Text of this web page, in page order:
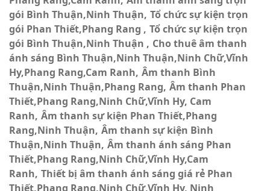
gói Bình Thuận,Ninh Thuận Tổ chức sự kiện trọn
gói Phan Thiết,Phang Rang
Tổ chức sự kiện trọn
gói Bình Thuận,Ninh Thuận
Cho thuê âm thanh
ánh sáng Bình Thuận,Ninh Thuận,Ninh Chữ,Vĩnh
Hy,Phang Rang,Cam Ranh Âm thanh Bình
Thuận,Ninh Thuận,Phang Rang Âm thanh Phan
Thiết,Phang Rang,Ninh Chữ,Vĩnh Hy, Cam
Ranh Âm thanh sự kiện Phan Thiết,Phang
Rang,Ninh Thuận Âm thanh sự kiện Bình
Thuận,Ninh Thuận Âm thanh ánh sáng Phan
Thiết,Phang Rang,Ninh Chữ,Vĩnh Hy,Cam
Ranh Thiết bị âm thanh ánh sáng giá rẻ Phan
Thiết,Phang Rang,Ninh Chữ,Vĩnh Hy, Ninh